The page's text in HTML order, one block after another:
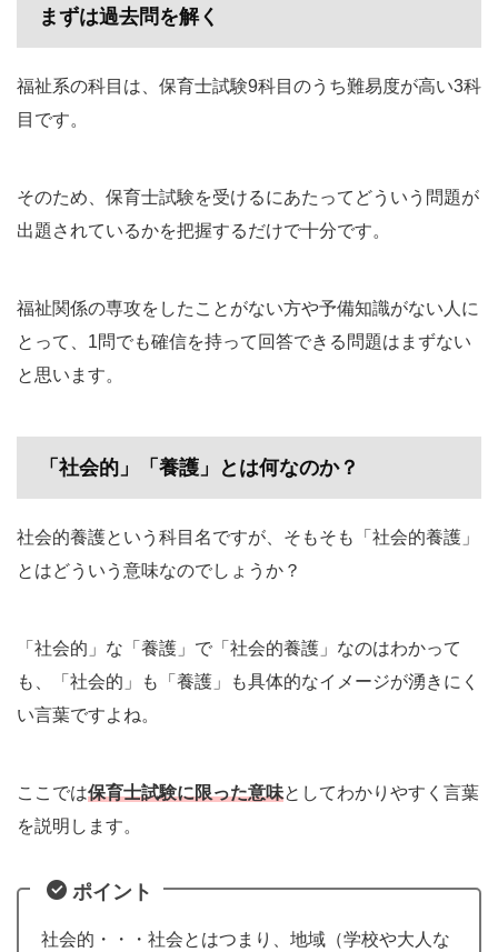
まずは過去問を解く
福祉系の科目は、保育士試験9科目のうち難易度が高い3科
目です。
そのため、保育士試験を受けるにあたってどういう問題が
出題されているかを把握するだけで十分です。
福祉関係の専攻をしたことがない方や予備知識がない人に
とって、1問でも確信を持って回答できる問題はまずない
と思います。
「社会的」「養護」とは何なのか？
社会的養護という科目名ですが、そもそも「社会的養護」
とはどういう意味なのでしょうか？
「社会的」な「養護」で「社会的養護」なのはわかって
も、「社会的」も「養護」も具体的なイメージが湧きにく
い言葉ですよね。
ここでは保育士試験に限った意味としてわかりやすく言葉
を説明します。
ポイント
社会的・・・社会とはつまり、地域（学校や大人な